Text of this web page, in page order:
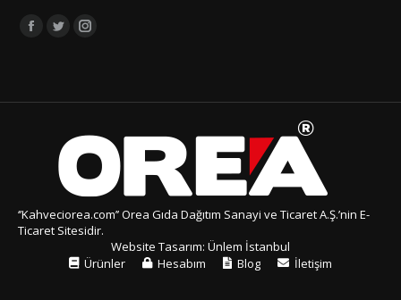
Bizi takip edin:
Facebook
in
window
Twitter
in
window
Instagram
in
window
‘’Kahveciorea.com’’ Orea Gıda Dağıtım Sanayi ve Ticaret A.Ş.’nin E-
Ticaret Sitesidir.
Website Tasarım: Ünlem İstanbul
Ürünler
Hesabım Blog İletişim